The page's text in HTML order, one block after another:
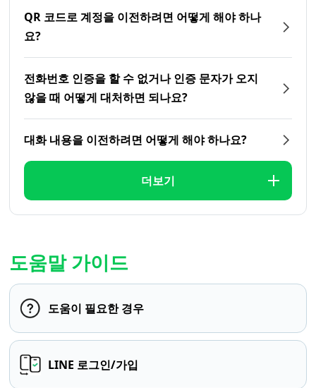
QR 코드로 계정을 이전하려면 어떻게 해야 하나
요?
전화번호 인증을 할 수 없거나 인증 문자가 오지
않을 때 어떻게 대처하면 되나요?
대화 내용을 이전하려면 어떻게 해야 하나요?
더보기
도움말 가이드
도움이 필요한 경우
LINE 로그인/가입